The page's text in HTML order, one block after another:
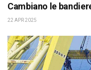
Cambiano le
22 APR 2025